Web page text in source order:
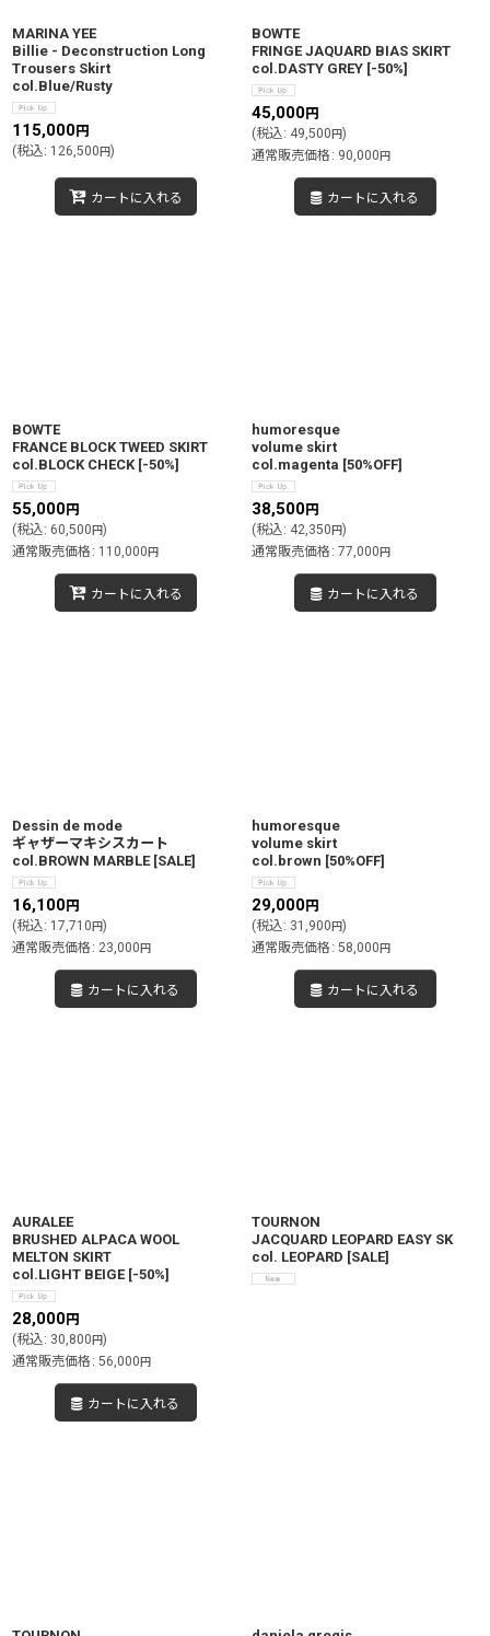
MARINA YEE
Billie - Deconstruction Long
Trousers Skirt
col.Blue/Rusty
115,000円
(税込: 126,500円)
カートに入れる
BOWTE
FRINGE JAQUARD BIAS SKIRT
col.DASTY GREY [-50%]
45,000円
(税込: 49,500円)
通常販売価格 : 90,000円
カートに入れる
BOWTE
FRANCE BLOCK TWEED SKIRT
col.BLOCK CHECK [-50%]
55,000円
(税込: 60,500円)
通常販売価格 : 110,000円
カートに入れる
humoresque
volume skirt
col.magenta [50%OFF]
38,500円
(税込: 42,350円)
通常販売価格 : 77,000円
カートに入れる
Dessin de mode
ギャザーマキシスカート
col.BROWN MARBLE [SALE]
16,100円
(税込: 17,710円)
通常販売価格 : 23,000円
カートに入れる
humoresque
volume skirt
col.brown [50%OFF]
29,000円
(税込: 31,900円)
通常販売価格 : 58,000円
カートに入れる
AURALEE
BRUSHED ALPACA WOOL
MELTON SKIRT
col.LIGHT BEIGE [-50%]
28,000円
(税込: 30,800円)
通常販売価格 : 56,000円
カートに入れる
TOURNON
JACQUARD LEOPARD EASY SK
col. LEOPARD [SALE]